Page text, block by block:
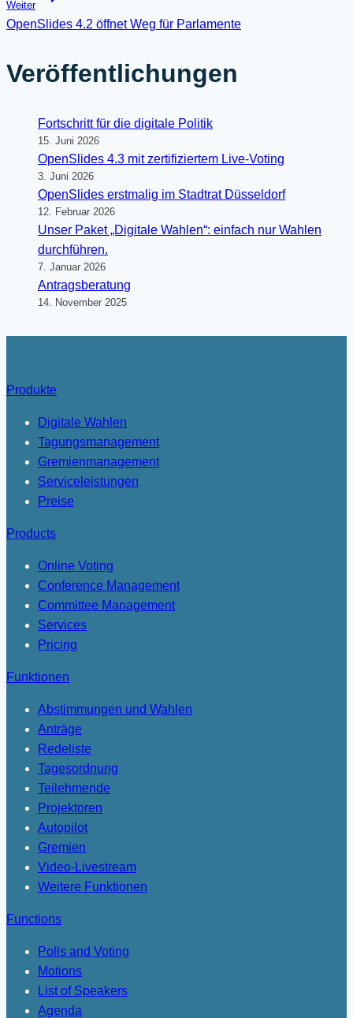
Weiter
OpenSlides 4.2 öffnet Weg für Parlamente
Veröffentlichungen
Fortschritt für die digitale Politik
15. Juni 2026
OpenSlides 4.3 mit zertifiziertem Live-Voting
3. Juni 2026
OpenSlides erstmalig im Stadtrat Düsseldorf
12. Februar 2026
Unser Paket „Digitale Wahlen“: einfach nur Wahlen
durchführen.
7. Januar 2026
Antragsberatung
14. November 2025
Produkte
Digitale Wahlen
Tagungsmanagement
Gremienmanagement
Serviceleistungen
Preise
Products
Online Voting
Conference Management
Committee Management
Services
Pricing
Funktionen
Abstimmungen und Wahlen
Anträge
Redeliste
Tagesordnung
Teilehmende
Projektoren
Autopilot
Gremien
Video-Livestream
Weitere Funktionen
Functions
Polls and Voting
Motions
List of Speakers
Agenda